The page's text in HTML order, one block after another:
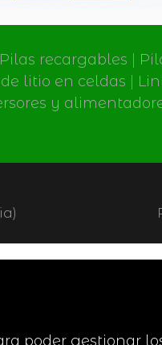
Pilas recargables
litio en celdas
y
poder gestionar